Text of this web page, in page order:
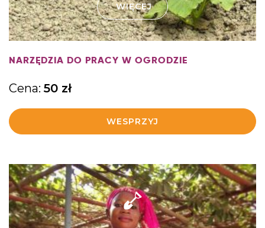
WIĘCEJ
NARZĘDZIA DO PRACY W OGRODZIE
Cena: 50 zł
WESPRZYJ